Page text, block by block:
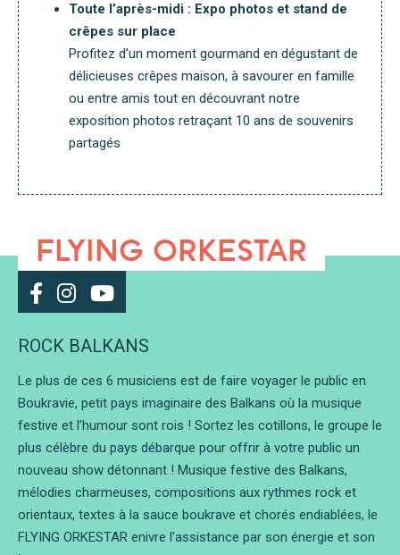
Toute l’après-midi : Expo photos et stand de
crêpes sur place
Profitez d’un moment gourmand en dégustant de
délicieuses crêpes maison, à savourer en famille
ou entre amis tout en découvrant notre
exposition photos retraçant 10 ans de souvenirs
partagés
FLYING ORKESTAR
ROCK BALKANS
Le plus de ces 6 musiciens est de faire voyager le public en
Boukravie, petit pays imaginaire des Balkans où la musique
festive et l’humour sont rois ! Sortez les cotillons, le groupe le
plus célèbre du pays débarque pour offrir à votre public un
nouveau show détonnant ! Musique festive des Balkans,
mélodies charmeuses, compositions aux rythmes rock et
orientaux, textes à la sauce boukrave et chorés endiablées, le
FLYING ORKESTAR enivre l’assistance par son énergie et son